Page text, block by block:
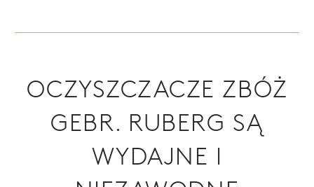
OCZYSZCZACZE ZBÓŻ
GEBR. RUBERG SĄ
WYDAJNE I